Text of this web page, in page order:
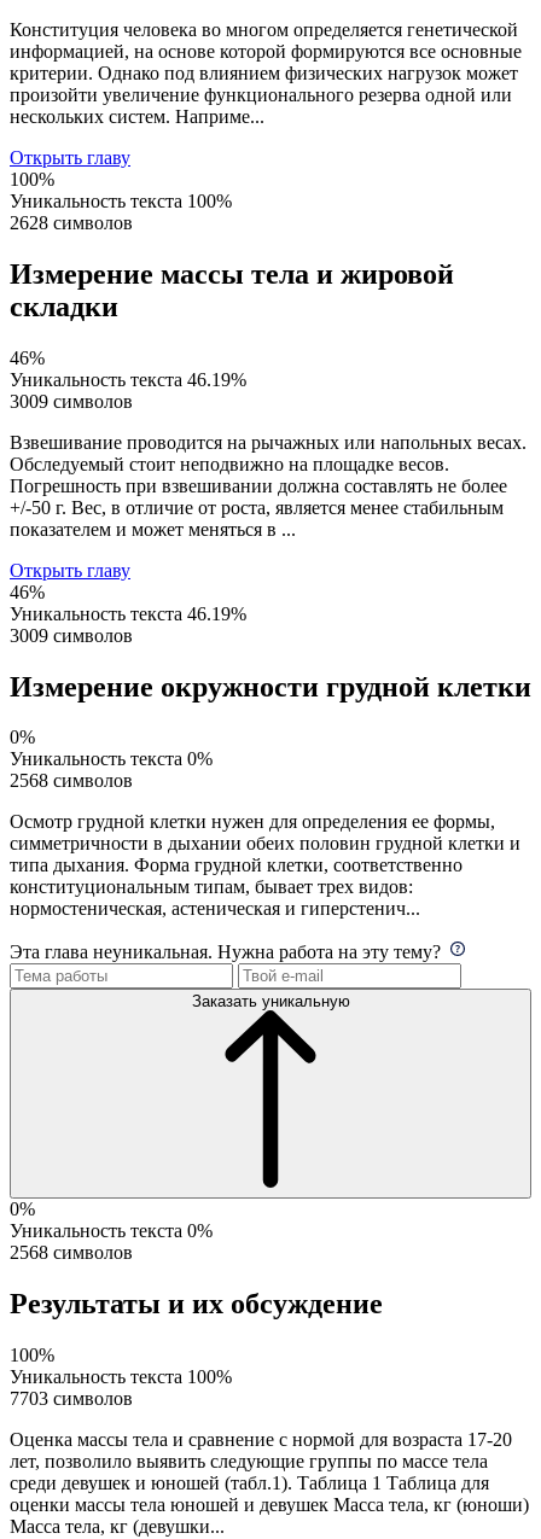
Конституция человека во многом определяется генетической
информацией, на основе которой формируются все основные
критерии. Однако под влиянием физических нагрузок может
произойти увеличение функционального резерва одной или
нескольких систем. Наприме...
Открыть главу
100%
Уникальность текста 100%
2628 символов
Измерение массы тела и жировой
складки
46%
Уникальность текста 46.19%
3009 символов
Взвешивание проводится на рычажных или напольных весах.
Обследуемый стоит неподвижно на площадке весов.
Погрешность при взвешивании должна составлять не более
+/-50 г. Вес, в отличие от роста, является менее стабильным
показателем и может меняться в ...
Открыть главу
46%
Уникальность текста 46.19%
3009 символов
Измерение окружности грудной клетки
0%
Уникальность текста 0%
2568 символов
Осмотр грудной клетки нужен для определения ее формы,
симметричности в дыхании обеих половин грудной клетки и
типа дыхания. Форма грудной клетки, соответственно
конституциональным типам, бывает трех видов:
нормостеническая, астеническая и гиперстенич...
Эта глава неуникальная. Нужна работа на эту тему?
Заказать уникальную
0%
Уникальность текста 0%
2568 символов
Результаты и их обсуждение
100%
Уникальность текста 100%
7703 символов
Оценка массы тела и сравнение с нормой для возраста 17-20
лет, позволило выявить следующие группы по массе тела
среди девушек и юношей (табл.1). Таблица 1 Таблица для
оценки массы тела юношей и девушек Масса тела, кг (юноши)
Масса тела, кг (девушки...